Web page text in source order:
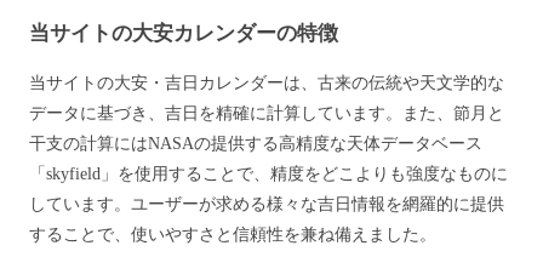
当サイトの大安カレンダーの特徴
当サイトの大安・吉日カレンダーは、古来の伝統や天文学的な
データに基づき、吉日を精確に計算しています。また、節月と
干支の計算にはNASAの提供する高精度な天体データベース
「skyfield」を使用することで、精度をどこよりも強度なものに
しています。ユーザーが求める様々な吉日情報を網羅的に提供
することで、使いやすさと信頼性を兼ね備えました。